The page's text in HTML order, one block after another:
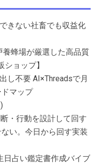
きない社畜でも収益化
蜂場が厳選した高品質
ョップ】
し不要 AI×Threadsで月
マップ
・行動を設計して回す
い。今日から回す実装
日占い鑑定書作成バイブ